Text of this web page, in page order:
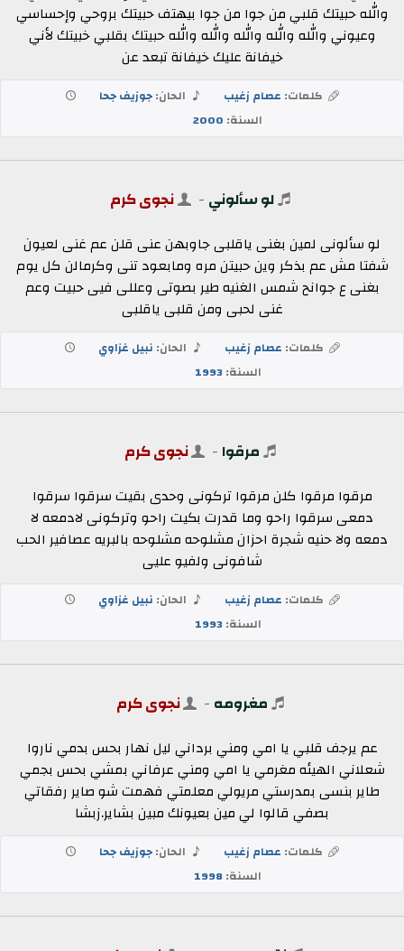
والله حبيتك قلبي من جوا من جوا بيهتف حبيتك بروحي وإحساسي
وعيوني والله والله والله والله والله حبيتك بقلبي خبيتك لأني
خيفانة عليك خيفانة تبعد عن
كلمات: عصام زغيب الحان:جوزيف جحا
السنة: 2000
لو سألوني - نجوى كرم
لو سألونى لمين بغنى ياقلبى جاوبهن عنى قلن عم غنى لعيون
شفتا مش عم بذكر وين حبيتن مره ومابعود تنى وكرمالن كل يوم
بغنى ع جوانح شمس الغنيه طير بصوتى وعللى فيى حبيت وعم
غنى لحبى ومن قلبى ياقلبى
كلمات: عصام زغيب الحان: نبيل غزاوي
السنة:1993
مرقوا - نجوى كرم
مرقوا مرقوا كلن مرقوا تركونى وحدى بقيت سرقوا سرقوا
دمعى سرقوا راحو وما قدرت بكيت راحو وتركونى لادمعه لا
دمعه ولا حنيه شجرة احزان مشلوحه مشلوحه بالبريه عصافير الحب
شافونى ولفيو عليى
كلمات: عصام زغيب الحان: نبيل غزاوي
السنة:1993
مغرومه - نجوى كرم
عم يرجف قلبي يا امي ومني برداني ليل نهار بحس بدمي ناروا
شعلاني الهيئه مغرمي يا امي ومني عرفاني بمشي بحس بجمي
طاير بنسى بمدرستي مريولي معلمتي فهمت شو صاير رفقاتي
بصفي قالوا لي مين بعيونك مبين بشاير.زبشا
كلمات: عصام زغيب الحان:جوزيف جحا
السنة:1998